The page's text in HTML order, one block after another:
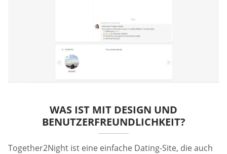
WAS IST MIT DESIGN UND
BENUTZERFREUNDLICHKEIT?
Together2Night ist eine einfache Dating-Site, die auch